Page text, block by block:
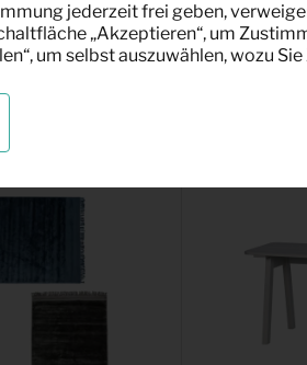
jederzeit frei geben,
„Akzeptieren“, um
um selbst auszuwählen, wozu